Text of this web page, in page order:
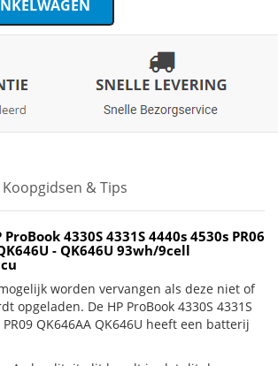
Koopgidsen & Tips
4330S 4331S 4440s 4530s PR06
- QK646U 93wh/9cell
worden vervangen als deze niet of
opgeladen. De HP ProBook 4330S 4331S
PR09 QK646AA QK646U heeft een batterij